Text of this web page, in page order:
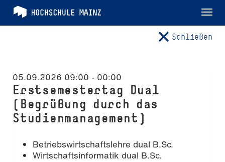
Schließen
05.09.2026 09:00 - 00:00
Erstsemestertag Dual
(Begrüßung durch das
Studienmanagement)
Betriebswirtschaftslehre dual B.Sc.
Wirtschaftsinformatik dual B.Sc.